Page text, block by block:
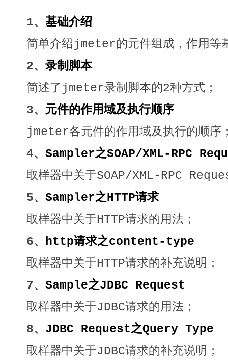
1、基础介绍
简单介绍jmeter的元件组成，作用等
2、录制脚本
简述了jmeter录制脚本的2种方式；
3、元件的作用域及执行顺序
jmeter各元件的作用域及执行的顺序
4、Sampler之SOAP/XML-RPC
取样器中关于SOAP/XML-RPC
5、Sampler之HTTP请求
取样器中关于HTTP请求的用法；
6、 http请求之content-type
取样器中关于HTTP请求的补充说明；
7、Sample之JDBC Request
取样器中关于JDBC请求的用法；
8、 JDBC Request之Query Type
取样器中关于JDBC请求的补充说明；